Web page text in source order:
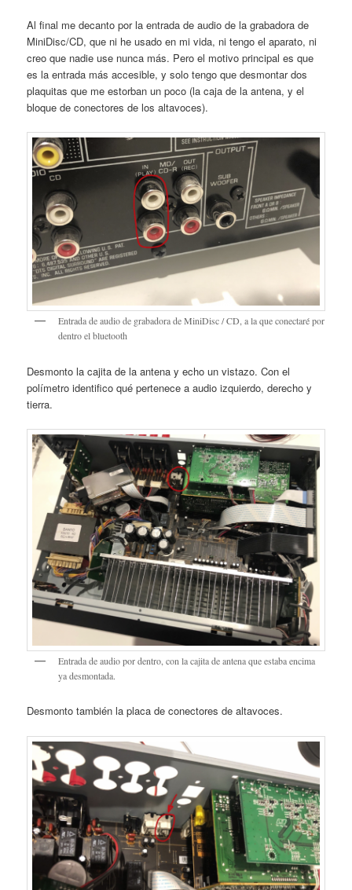
Al final me decanto por la entrada de audio de la grabadora de
MiniDisc/CD, que ni he usado en mi vida, ni tengo el aparato, ni
creo que nadie use nunca más. Pero el motivo principal es que
es la entrada más accesible, y solo tengo que desmontar dos
plaquitas que me estorban un poco (la caja de la antena, y el
bloque de conectores de los altavoces).
Entrada de audio de grabadora de MiniDisc / CD, a la que conectaré por
dentro el bluetooth
Desmonto la cajita de la antena y echo un vistazo. Con el
polímetro identifico qué pertenece a audio izquierdo, derecho y
tierra.
Entrada de audio por dentro, con la cajita de antena que estaba encima
ya desmontada.
Desmonto también la placa de conectores de altavoces.